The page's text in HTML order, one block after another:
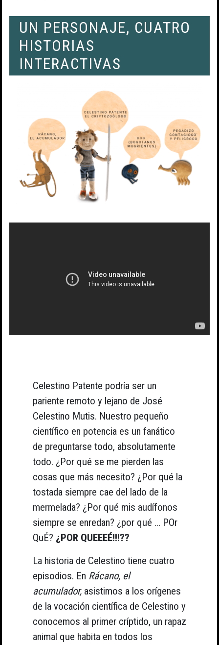
UN PERSONAJE, CUATRO
HISTORIAS
INTERACTIVAS
Celestino Patente podría ser un
pariente remoto y lejano de José
Celestino Mutis. Nuestro pequeño
científico en potencia es un fanático
de preguntarse todo, absolutamente
todo. ¿Por qué se me pierden las
cosas que más necesito? ¿Por qué la
tostada siempre cae del lado de la
mermelada? ¿Por qué mis audífonos
siempre se enredan? ¿por qué … POr
QuÉ? ¿POR QUEEEÉ!!!??
La historia de Celestino tiene cuatro
episodios. En Rácano, el
acumulador, asistimos a los orígenes
de la vocación científica de Celestino y
conocemos al primer críptido, un rapaz
animal que habita en todos los